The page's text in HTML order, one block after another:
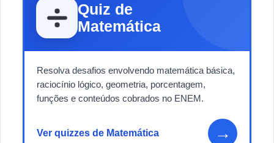
Quiz de
Matemática
Resolva desafios envolvendo matemática básica,
raciocínio lógico, geometria, porcentagem,
funções e conteúdos cobrados no ENEM.
Ver quizzes de Matemática →